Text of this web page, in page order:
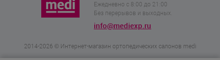
Ежедневно с 8:00 до 21:00
Без перерывов и выходных.
info@mediexp.ru
2014-2026 © Интернет-магазин ортопедических салонов medi